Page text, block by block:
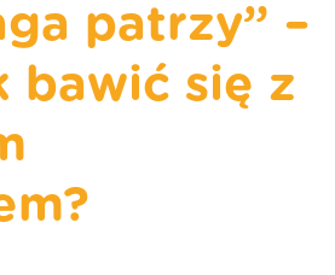
patrzy” –
bawić się z